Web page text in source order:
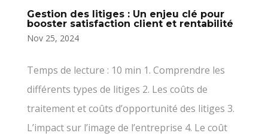
Gestion des litiges : Un enjeu clé pour
booster satisfaction client et rentabilité
Nov 25, 2024
Temps de lecture : 10 min 1. Comprendre les
différents types de litiges 2. Les coûts de
traitement et coûts d’opportunité des litiges 3.
L’impact sur l’image de l’entreprise 4. Le coût